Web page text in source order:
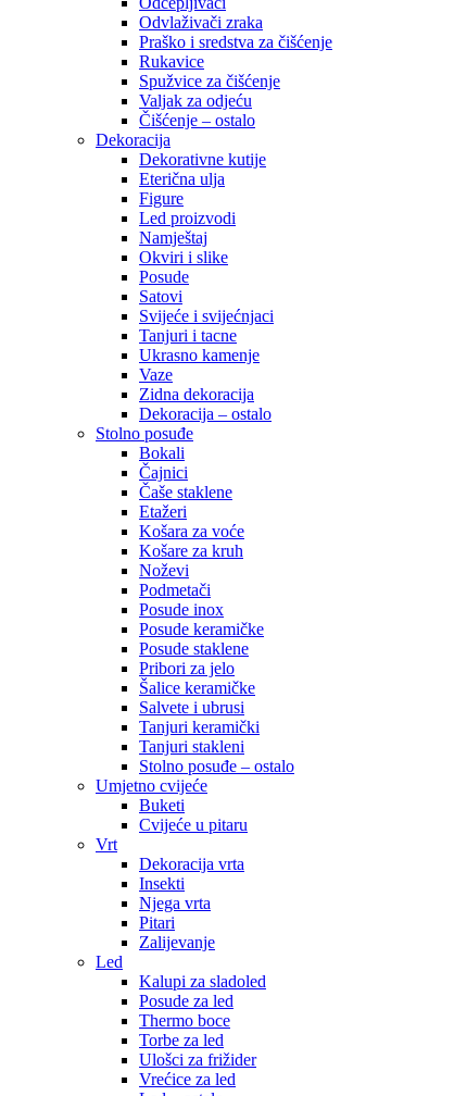
Odvlaživači zraka
Praško i sredstva za čišćenje
Rukavice
Spužvice za čišćenje
Valjak za odjeću
Čišćenje – ostalo
Dekoracija
Dekorativne kutije
Eterična ulja
Figure
Led proizvodi
Namještaj
Okviri i slike
Posude
Satovi
Svijeće i svijećnjaci
Tanjuri i tacne
Ukrasno kamenje
Vaze
Zidna dekoracija
Dekoracija – ostalo
Stolno posuđe
Bokali
Čajnici
Čaše staklene
Etažeri
Košara za voće
Košare za kruh
Noževi
Podmetači
Posude inox
Posude keramičke
Posude staklene
Pribori za jelo
Šalice keramičke
Salvete i ubrusi
Tanjuri keramički
Tanjuri stakleni
Stolno posuđe – ostalo
Umjetno cvijeće
Buketi
Cvijeće u pitaru
Vrt
Dekoracija vrta
Insekti
Njega vrta
Pitari
Zalijevanje
Led
Kalupi za sladoled
Posude za led
Thermo boce
Torbe za led
Ulošci za frižider
Vrećice za led